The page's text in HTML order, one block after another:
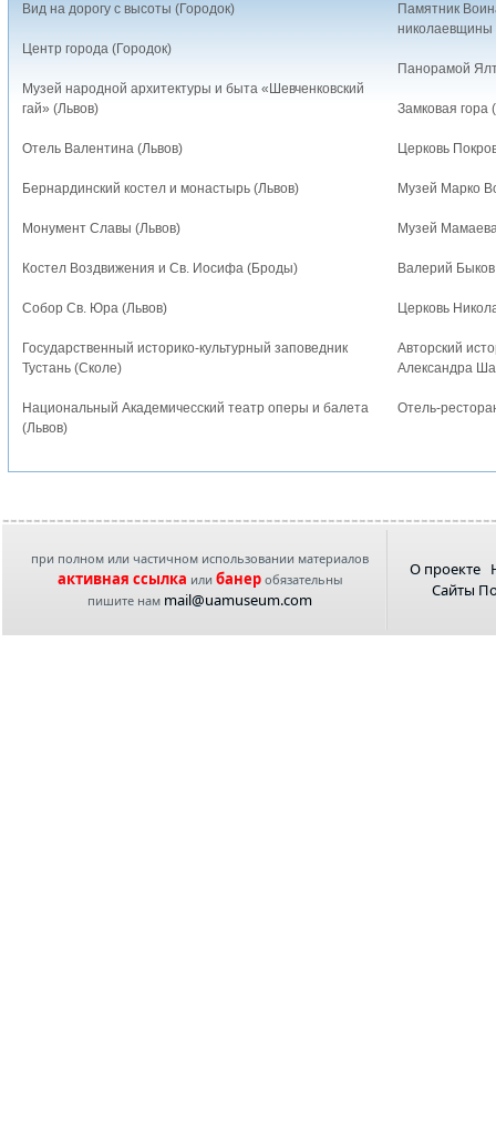
Вид на дорогу с высоты (Городок)
Центр города (Городок)
Музей народной архитектуры и быта «Шевченковский
гай» (Львов)
Отель Валентина (Львов)
Бернардинский костел и монастырь (Львов)
Монумент Славы (Львов)
Костел Воздвижения и Св. Иосифа (Броды)
Собор Св. Юра (Львов)
Государственный историко-культурный заповедник
Тустань (Сколе)
Национальный Академичесский театр оперы и балета
(Львов)
Памятник
николаевщины
Панорамой
Замковая
Церковь
Музей Марко
Музей
Валерий
Церковь
Авторский
Александра
Отель-
при полном или частичном использовании материалов
активная ссылка или банеробязательны
пишите нам mail@uamuseum.com
О проекте
Сайты